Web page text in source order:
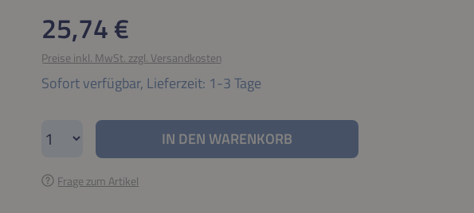
Regulärer Preis:
25,74 €
Preise inkl. MwSt. zzgl. Versandkosten
Sofort verfügbar, Lieferzeit: 1-3 Tage
Produkt Anzahl: Gib den gewünschten Wert ein oder
IN DEN WARENKORB
Frage zum Artikel